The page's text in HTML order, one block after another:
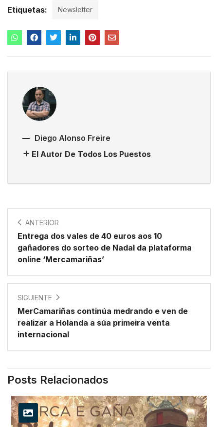
Etiquetas: Newsletter
Diego Alonso Freire
El Autor De Todos Los Puestos
ANTERIOR
Entrega dos vales de 40 euros aos 10
gañadores do sorteo de Nadal da plataforma
online ‘Mercamariñas’
SIGUIENTE
MerCamariñas continúa medrando e ven de
realizar a Holanda a súa primeira venta
internacional
Posts Relacionados